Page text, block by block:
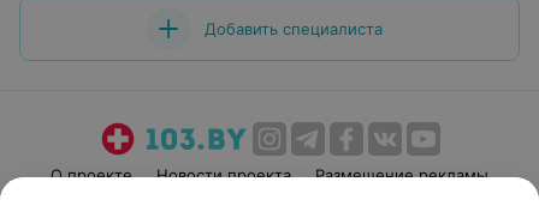
Добавить специалиста
О проекте Новости проекта
Размещение рекламы